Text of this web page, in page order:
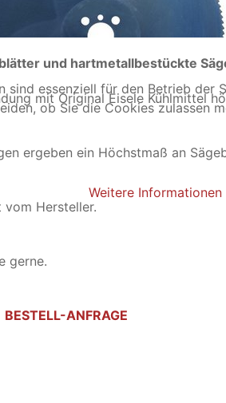
und hartmetallbestückte
mit Original Eisele Kühlmittel
ergeben ein Höchstmaß an
Hersteller.
gerne.
BESTELL-ANFRAGE
essenziell für den Betrieb
ob Sie die Cookies
Weitere Informationen